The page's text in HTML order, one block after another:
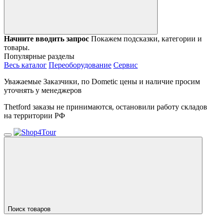
Начните вводить запрос Покажем подсказки, категории и
товары.
Популярные разделы
Весь каталог Переоборудование Сервис
Уважаемые Заказчики, по Dometic цены и наличие просим
уточнять у менеджеров
Thetford заказы не принимаются, остановили работу складов
на территории РФ
Поиск товаров